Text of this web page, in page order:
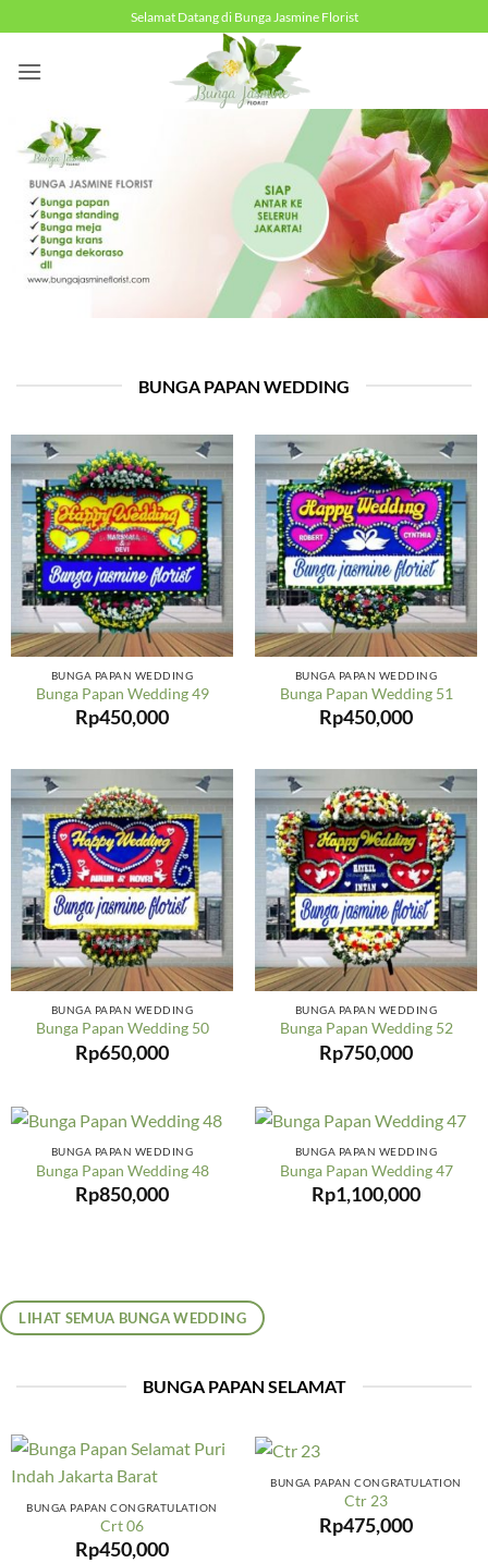
to
content
Selamat Datang di Bunga Jasmine Florist
BUNGA PAPAN WEDDING
BUNGA PAPAN WEDDING
Bunga Papan Wedding 49
Rp450,000
BUNGA PAPAN WEDDING
Bunga Papan Wedding 51
Rp450,000
BUNGA PAPAN WEDDING
Bunga Papan Wedding 50
Rp650,000
BUNGA PAPAN WEDDING
Bunga Papan Wedding 52
Rp750,000
BUNGA PAPAN WEDDING
Bunga Papan Wedding 48
Rp850,000
BUNGA PAPAN WEDDING
Bunga Papan Wedding 47
Rp1,100,000
LIHAT SEMUA BUNGA WEDDING
BUNGA PAPAN SELAMAT
BUNGA PAPAN CONGRATULATION
Crt 06
Rp450,000
BUNGA PAPAN CONGRATULATION
Ctr 23
Rp475,000